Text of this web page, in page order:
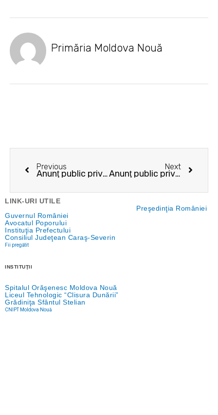
Primăria Moldova Nouă
Prev
Previous
Anunţ public privind decizia etapei de încadrare – Reabilitare drum acces și parcări în zona blocurilor nr. 14-29 Centrul Civic
Next
Anunţ public privind decizia etapei de încadrare – „Reabilitare strada V. Alecsandri și parcări adiacente în zona blocurilor 23 și 39”
Next
LINK-URI UTILE
Preşedinţia României
Guvernul României
Avocatul Poporului
Instituţia Prefectului
Consiliul Judeţean Caraş-Severin
Fii pregătit
INSTITUŢII
Spitalul Orăşenesc Moldova Nouă
Liceul Tehnologic “Clisura Dunării”
Grădiniţa Sfântul Stelian
CNIPT Moldova Nouă